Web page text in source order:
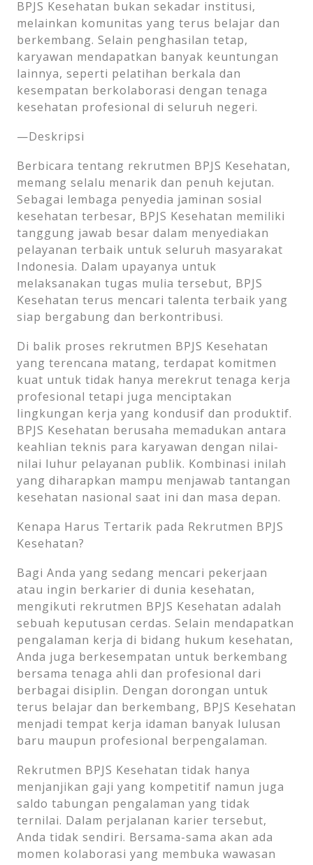
BPJS Kesehatan bukan sekadar institusi,
melainkan komunitas yang terus belajar dan
berkembang. Selain penghasilan tetap,
karyawan mendapatkan banyak keuntungan
lainnya, seperti pelatihan berkala dan
kesempatan berkolaborasi dengan tenaga
kesehatan profesional di seluruh negeri.
—Deskripsi
Berbicara tentang rekrutmen BPJS Kesehatan,
memang selalu menarik dan penuh kejutan.
Sebagai lembaga penyedia jaminan sosial
kesehatan terbesar, BPJS Kesehatan memiliki
tanggung jawab besar dalam menyediakan
pelayanan terbaik untuk seluruh masyarakat
Indonesia. Dalam upayanya untuk
melaksanakan tugas mulia tersebut, BPJS
Kesehatan terus mencari talenta terbaik yang
siap bergabung dan berkontribusi.
Di balik proses rekrutmen BPJS Kesehatan
yang terencana matang, terdapat komitmen
kuat untuk tidak hanya merekrut tenaga kerja
profesional tetapi juga menciptakan
lingkungan kerja yang kondusif dan produktif.
BPJS Kesehatan berusaha memadukan antara
keahlian teknis para karyawan dengan nilai-
nilai luhur pelayanan publik. Kombinasi inilah
yang diharapkan mampu menjawab tantangan
kesehatan nasional saat ini dan masa depan.
Kenapa Harus Tertarik pada Rekrutmen BPJS
Kesehatan?
Bagi Anda yang sedang mencari pekerjaan
atau ingin berkarier di dunia kesehatan,
mengikuti rekrutmen BPJS Kesehatan adalah
sebuah keputusan cerdas. Selain mendapatkan
pengalaman kerja di bidang hukum kesehatan,
Anda juga berkesempatan untuk berkembang
bersama tenaga ahli dan profesional dari
berbagai disiplin. Dengan dorongan untuk
terus belajar dan berkembang, BPJS Kesehatan
menjadi tempat kerja idaman banyak lulusan
baru maupun profesional berpengalaman.
Rekrutmen BPJS Kesehatan tidak hanya
menjanjikan gaji yang kompetitif namun juga
saldo tabungan pengalaman yang tidak
ternilai. Dalam perjalanan karier tersebut,
Anda tidak sendiri. Bersama-sama akan ada
momen kolaborasi yang membuka wawasan